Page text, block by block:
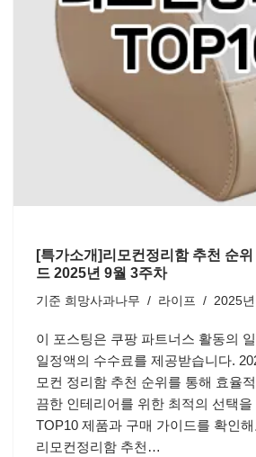
[특가소개]리모컨정리함 추천 순위
드 2025년 9월 3주차
기준 희망사과나무 라이프 2025
이 포스팅은 쿠팡 파트너스 활동의
일정액의 수수료를 제공받습니다.
모컨 정리함 추천 순위를 통해 효율
끔한 인테리어를 위한 최적의 선택을
TOP10 제품과 구매 가이드를 확인
리모컨정리함 추천…